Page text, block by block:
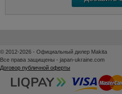
© 2012-2026 - Официальный дилер Makita
Все права защищены - japan-ukraine.com
Договор публичной оферты